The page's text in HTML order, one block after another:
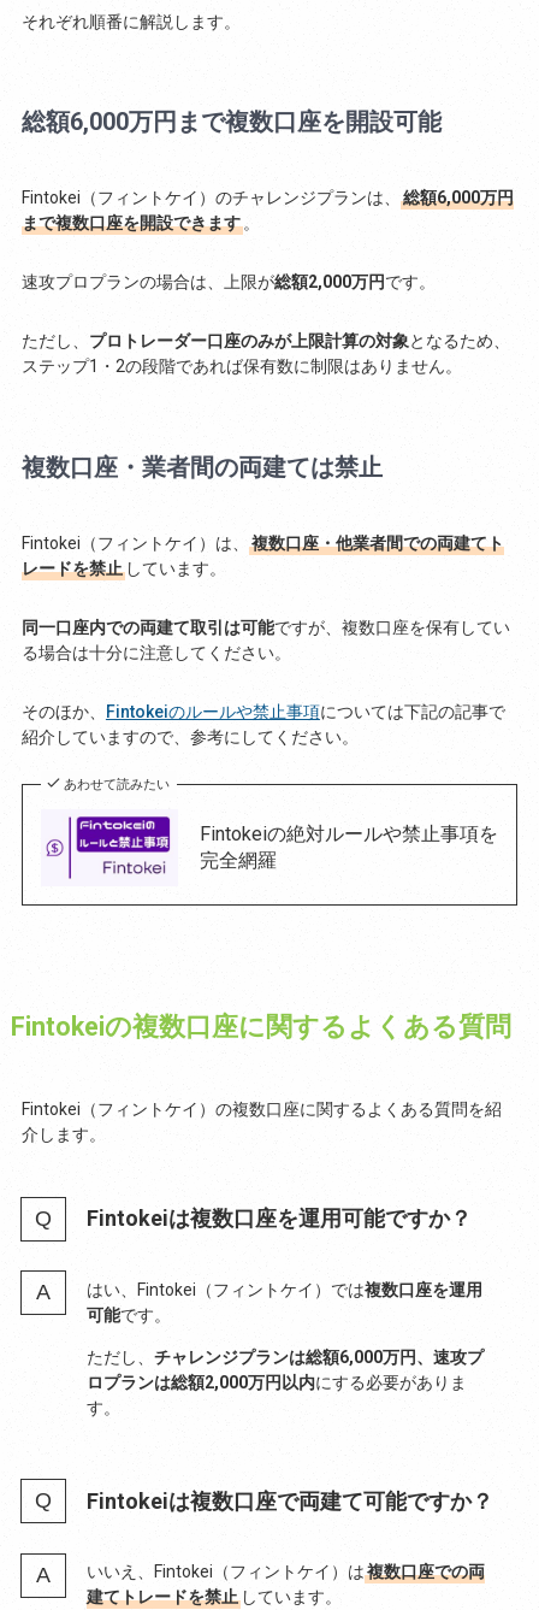
それぞれ順番に解説します。
総額6,000万円まで複数口座を開設可能
Fintokei（フィントケイ）のチャレンジプランは、
総額6,000万円
まで複数口座を開設できます。
速攻プロプランの場合は、上限が総額2,000万円です。
ただし、 プロトレーダー口座のみが上限計算の対象となるため、
ステップ1・2の段階であれば保有数に制限はありません。
複数口座・業者間の両建ては禁止
Fintokei（フィントケイ）は、
複数口座・他業者間での両建てト
レードを禁止しています。
同一口座内での両建て取引は可能ですが、複数口座を保有してい
る場合は十分に注意してください。
そのほか、 Fintokeiのルールや禁止事項については下記の記事で
紹介していますので、参考にしてください。
あわせて読みたい
Fintokeiの絶対ルールや禁止事項を
完全網羅
Fintokeiの複数口座に関するよくある質問
Fintokei（フィントケイ）の複数口座に関するよくある質問を紹
介します。
Fintokeiは複数口座を運用可能ですか？
はい、Fintokei（フィントケイ）では複数口座を運用
可能です。
ただし、 チャレンジプランは総額6,000万円、速攻プ
ロプランは総額2,000万円以内にする必要がありま
す。
Fintokeiは複数口座で両建て可能ですか？
いいえ、Fintokei（フィントケイ）は複数口座での両
建てトレードを禁止しています。